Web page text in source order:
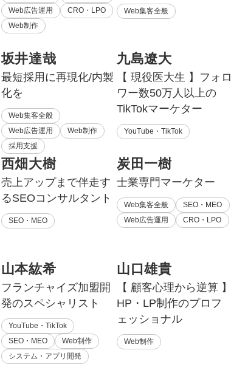
Web広告運用
CRO・LPO
Web制作
Web集客全般
坂井達哉
最短採用に再現化/内製
化を
Web集客全般
Web広告運用
Web制作
採用支援
九島遼大
【 現役医大生 】フォロ
ワー数50万人以上の
TikTokマーケター
YouTube・TikTok
西畑大樹
売上アップまで伴走す
るSEOコンサルタント
SEO・MEO
炭田一樹
士業専門マーケター
Web集客全般
SEO・MEO
Web広告運用
CRO・LPO
山本紘希
フランチャイズ加盟開
発のスペシャリスト
YouTube・TikTok
SEO・MEO
Web制作
システム・アプリ開発
山口雄貴
【 顧客心理から逆算 】
HP・LP制作のプロフ
ェッショナル
Web制作